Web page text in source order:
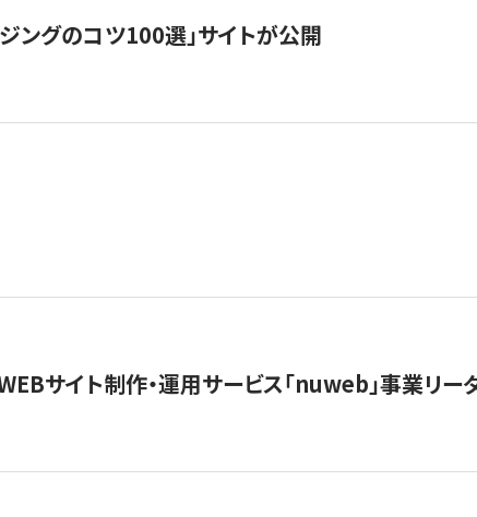
ングのコツ100選」サイトが公開
サイト制作・運用サービス「nuweb」事業リー